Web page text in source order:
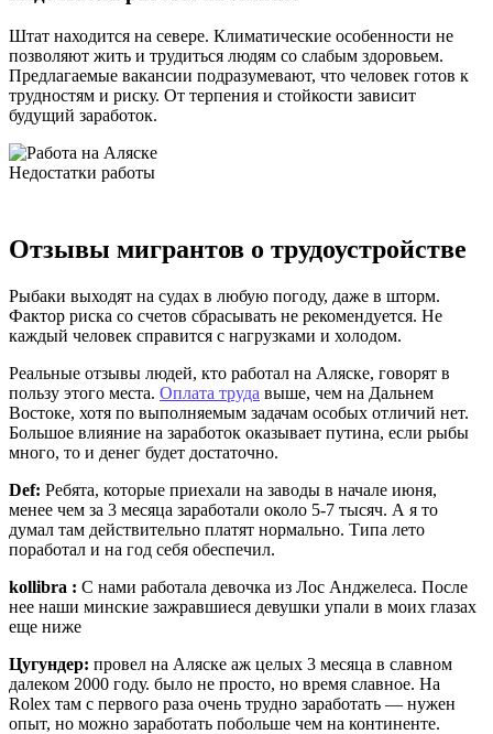
Штат находится на севере. Климатические особенности не
позволяют жить и трудиться людям со слабым здоровьем.
Предлагаемые вакансии подразумевают, что человек готов к
трудностям и риску. От терпения и стойкости зависит
будущий заработок.
Недостатки работы
Отзывы мигрантов о трудоустройстве
Рыбаки выходят на судах в любую погоду, даже в шторм.
Фактор риска со счетов сбрасывать не рекомендуется. Не
каждый человек справится с нагрузками и холодом.
Реальные отзывы людей, кто работал на Аляске, говорят в
пользу этого места. Оплата труда выше, чем на Дальнем
Востоке, хотя по выполняемым задачам особых отличий нет.
Большое влияние на заработок оказывает путина, если рыбы
много, то и денег будет достаточно.
Def: Ребята, которые приехали на заводы в начале июня,
менее чем за 3 месяца заработали около 5-7 тысяч. А я то
думал там действительно платят нормально. Типа лето
поработал и на год себя обеспечил.
kollibra : С нами работала девочка из Лос Анджелеса. После
нее наши минские зажравшиеся девушки упали в моих глазах
еще ниже
Цугундер: провел на Аляске аж целых 3 месяца в славном
далеком 2000 году. было не просто, но время славное. На
Rolex там с первого раза очень трудно заработать — нужен
опыт, но можно заработать побольше чем на континенте.